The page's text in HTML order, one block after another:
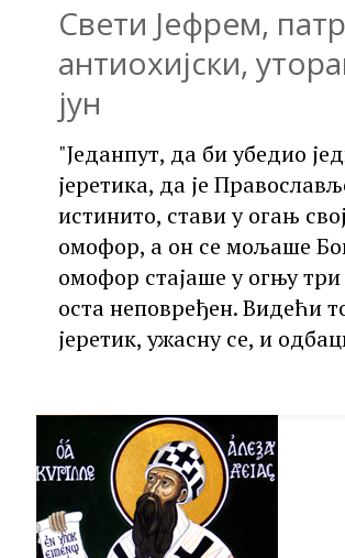
Свети Јефрем,
антиохијски,
јун
"Једанпут, да би убедио
јеретика, да је
истинито, стави у огањ свој
омофор, а он се мољаше
омофор стајаше у огњу три
оста неповређен. Видећи
јеретик, ужасну се, и